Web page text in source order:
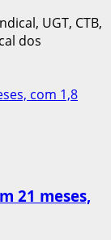
UGT, CTB,
dos
com 1,8
21 meses,